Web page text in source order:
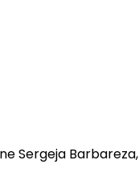
Sergeja Barbareza,